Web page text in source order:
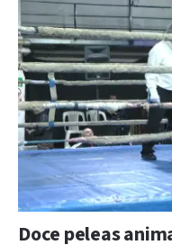
Doce peleas